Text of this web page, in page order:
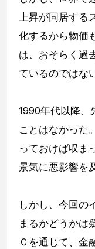
上昇が同居する
化するから物価
は、おそらく過
ているのではな
1990年代以降、
ことはなかった
っておけば収ま
景気に悪影響を
しかし、今回の
まるかどうかは
Ｃを通じて、金